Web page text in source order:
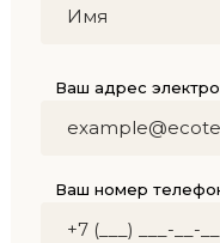
Ваш адрес
Ваш номер